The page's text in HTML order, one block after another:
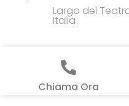
Largo del
Italia
Chiama Ora